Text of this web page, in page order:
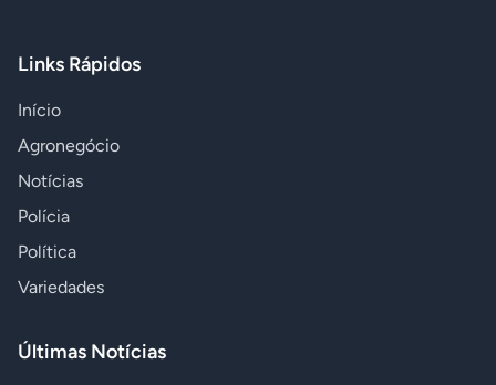
Links Rápidos
Início
Agronegócio
Notícias
Polícia
Política
Variedades
Últimas Notícias